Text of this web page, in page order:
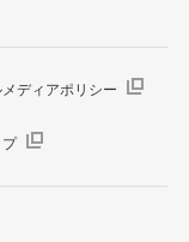
ディアポリシー